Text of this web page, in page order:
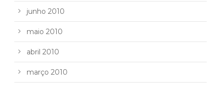
junho 2010
maio 2010
abril 2010
março 2010